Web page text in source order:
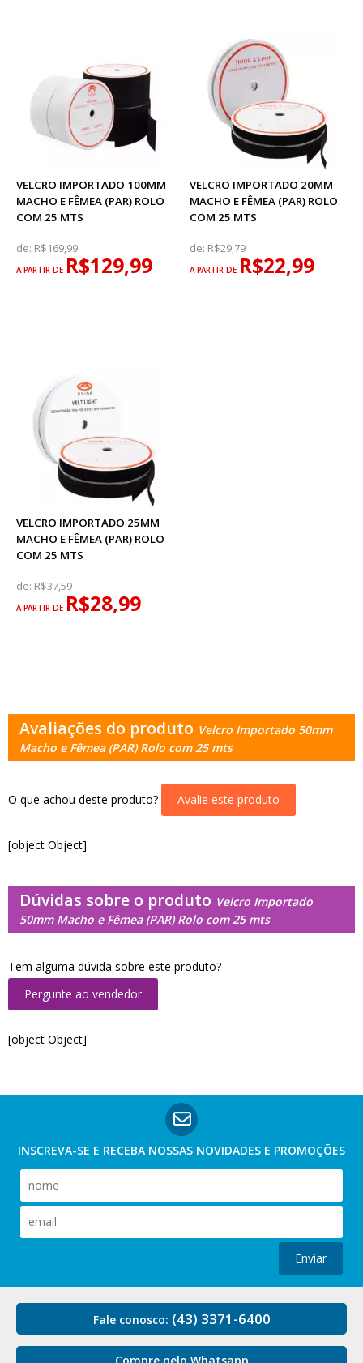
VELCRO IMPORTADO 100MM
MACHO E FÊMEA (PAR) ROLO
COM 25 MTS
de: R$169,99
A PARTIR DE R$129,99
VELCRO IMPORTADO 20MM
MACHO E FÊMEA (PAR) ROLO
COM 25 MTS
de: R$29,79
A PARTIR DE R$22,99
VELCRO IMPORTADO 25MM
MACHO E FÊMEA (PAR) ROLO
COM 25 MTS
de: R$37,59
A PARTIR DE R$28,99
Avaliações do produto Velcro Importado 50mm
Macho e Fêmea (PAR) Rolo com 25 mts
O que achou deste produto? Avalie este produto
[object Object]
Dúvidas sobre o produto Velcro Importado
50mm Macho e Fêmea (PAR) Rolo com 25 mts
Tem alguma dúvida sobre este produto?
Pergunte ao vendedor
[object Object]
INSCREVA-SE E RECEBA NOSSAS NOVIDADES E PROMOÇÕES
Enviar
Fale conosco: (43) 3371-6400